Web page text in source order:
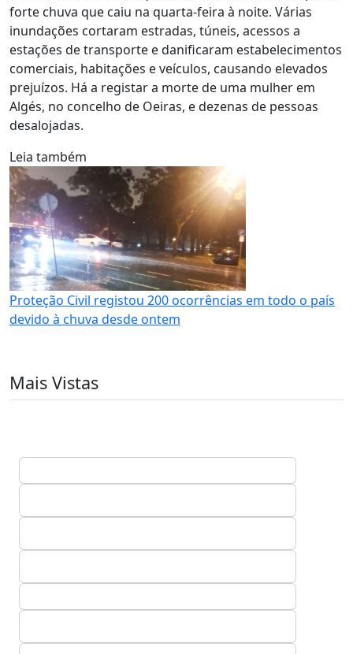
forte chuva que caiu na quarta-feira à noite. Várias
inundações cortaram estradas, túneis, acessos a
estações de transporte e danificaram estabelecimentos
comerciais, habitações e veículos, causando elevados
prejuízos. Há a registar a morte de uma mulher em
Algés, no concelho de Oeiras, e dezenas de pessoas
desalojadas.
Leia também
Proteção Civil registou 200 ocorrências em todo o país
devido à chuva desde ontem
Mais Vistas